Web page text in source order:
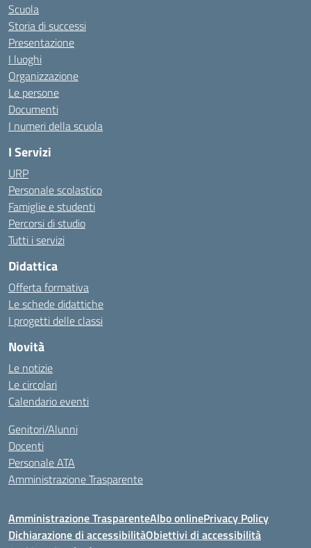
Scuola
Storia di successi
Presentazione
I luoghi
Organizzazione
Le persone
Documenti
I numeri della scuola
I Servizi
URP
Personale scolastico
Famiglie e studenti
Percorsi di studio
Tutti i servizi
Didattica
Offerta formativa
Le schede didattiche
I progetti delle classi
Novità
Le notizie
Le circolari
Calendario eventi
Genitori/Alunni
Docenti
Personale ATA
Amministrazione Trasparente
Amministrazione TrasparenteAlbo onlinePrivacy Policy
Dichiarazione di accessibilitàObiettivi di accessibilità